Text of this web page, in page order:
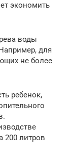
экономить
воды
для
не более
ребенок,
200 литров